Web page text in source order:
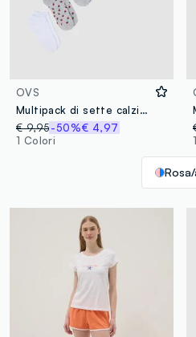
OVS
Multipack di sette calzini alla caviglia multicolor in misto cotone
€ 9,95-50%€ 4,97
1 Colori